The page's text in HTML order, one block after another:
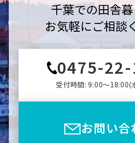
千葉での田舎
お気軽にご相談
0475-22-
受付時間: 9:00〜18:00(
お問い合